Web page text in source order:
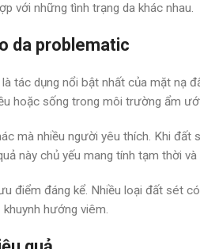
với những tình trạng da khác nhau.
da problematic
tác dụng nổi bật nhất của mặt nạ
hoặc sống trong môi trường ẩm
mà nhiều người yêu thích. Khi đất
này chủ yếu mang tính tạm thời
điểm đáng kể. Nhiều loại đất sét
hướng viêm.